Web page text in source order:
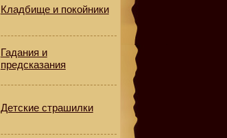
Кладбище и покойники
Гадания и
предсказания
Детские страшилки